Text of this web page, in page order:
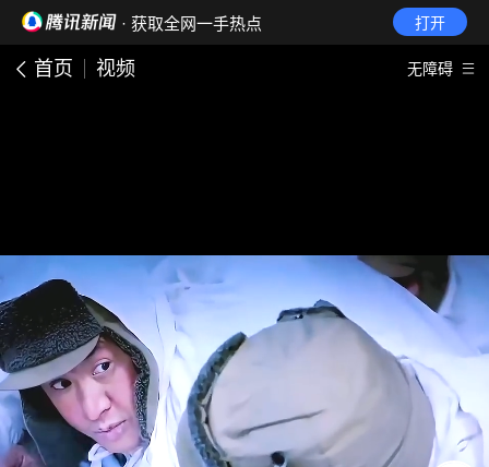
· 获取全网一手热点 打开
首页 视频 无障碍